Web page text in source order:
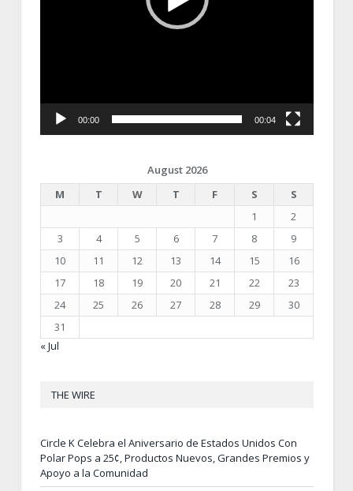
00:00 00:04
August 2026
M
T W T F S
S
1
2
3
4 5 6 7 8
9
10
11 12 13 14 15
16
17
18 19 20 21 22
23
24
25 26 27 28 29
30
31
« Jul
THE WIRE
Circle K Celebra el Aniversario de Estados Unidos Con
Polar Pops a 25¢, Productos Nuevos, Grandes Premios y
Apoyo a la Comunidad